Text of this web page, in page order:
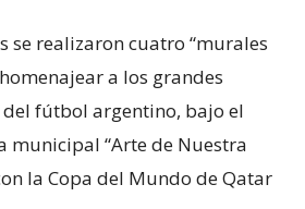
se realizaron cuatro “murales
a los grandes
fútbol argentino, bajo el
municipal “Arte de Nuestra
la Copa del Mundo de Qatar